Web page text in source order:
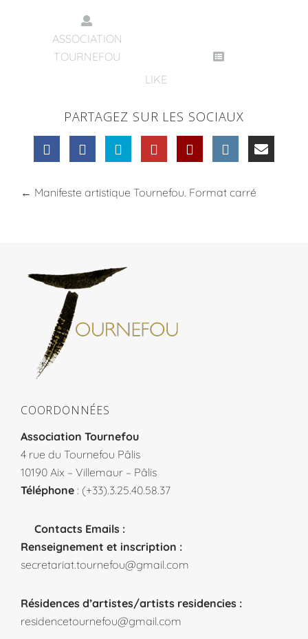
ASSOCIATION
TOURNEFOU
LIKE
PARTAGEZ SUR LES SOCIAUX
← Manifeste artistique Tournefou. Format carré
COORDONNÉES
Association Tournefou
4 rue du Tournefou Pâlis
10190 Aix – Villemaur – Pâlis
Téléphone : (+33).3.25.40.58.37
Contacts Emails :
Renseignement et inscription :
secretariat.tournefou@gmail.com
Résidences d’artistes/artists residencies :
residencetournefou@gmail.com